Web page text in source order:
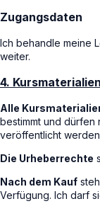
Zugangsdaten
Ich behandle meine
weiter.
4.
Alle
bestimmt und
veröffentlicht
Die Urheberrechte
Nach dem Kauf
Verfügung. Ich darf